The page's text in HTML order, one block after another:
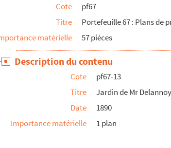
à Lille
Cote
pf67
Titre
Portefeuille 67 : Plans de
matérielle
57 pièces
Description du contenu
Cote
pf67-13
Titre
Jardin de Mr
Date
1890
Importance matérielle
1 plan